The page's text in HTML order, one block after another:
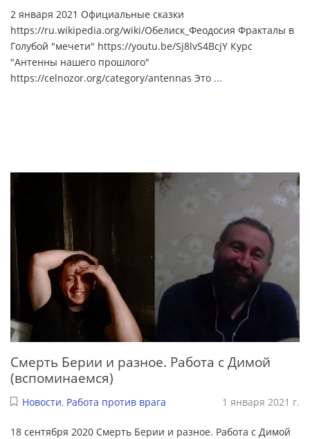
2 января 2021 Официальные сказки
https://ru.wikipedia.org/wiki/Обелиск_Феодосия Фракталы в
Голубой "мечети" https://youtu.be/Sj8lvS4BcjY Курс
"Антенны нашего прошлого"
https://celnozor.org/category/antennas Это ...
Смерть Берии и разное. Работа с Димой
(вспоминаемся)
Новости, Работа против врага 1 января 2021 г.
18 сентября 2020 Смерть Берии и разное. Работа с Димой